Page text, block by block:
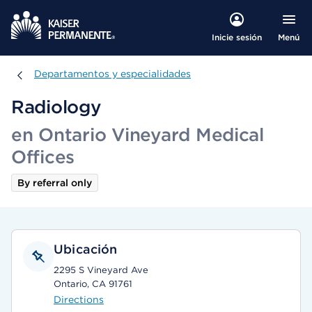
Inicie sesión Menú
Departamentos y especialidades
Departamentos y especialidades
Radiology
en Ontario Vineyard Medical
Offices
By referral only
Ubicación
2295 S Vineyard Ave
Ontario, CA 91761
Directions